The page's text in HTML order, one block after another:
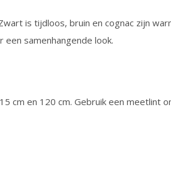
is tijdloos, bruin en cognac zijn
samenhangende look.
cm en 120 cm. Gebruik een meetlint